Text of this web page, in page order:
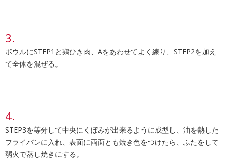
ボウルにSTEP1と鶏ひき肉、Aをあわせてよく練り、STEP2を加え
て全体を混ぜる。
STEP3を等分して中央にくぼみが出来るように成型し、油を熱した
フライパンに入れ、表面に両面とも焼き色をつけたら、ふたをして
弱火で蒸し焼きにする。